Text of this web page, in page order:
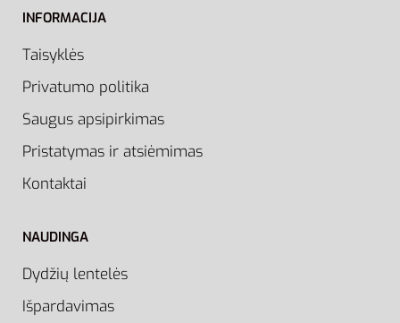
INFORMACIJA
Taisyklės
Privatumo politika
Saugus apsipirkimas
Pristatymas ir atsiėmimas
Kontaktai
NAUDINGA
Dydžių lentelės
Išpardavimas